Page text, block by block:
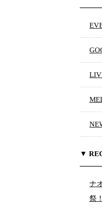
▼
ナ
祭